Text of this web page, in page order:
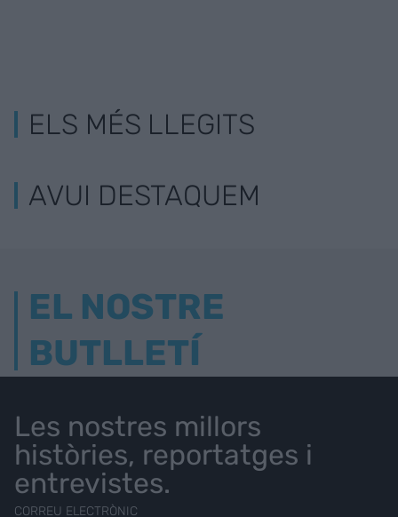
ELS MÉS LLEGITS
AVUI DESTAQUEM
EL NOSTRE
BUTLLETÍ
Les nostres millors
històries, reportatges i
entrevistes.
CORREU ELECTRÒNIC